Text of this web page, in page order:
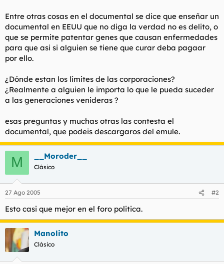
Entre otras cosas en el documental se dice que enseñar un
documental en EEUU que no diga la verdad no es delito, o
que se permite patentar genes que causan enfermedades
para que asi si alguien se tiene que curar deba pagaar
por ello.
¿Dónde estan los límites de las corporaciones?
¿Realmente a alguien le importa lo que le pueda suceder
a las generaciones venideras ?
esas preguntas y muchas otras las contesta el
documental, que podeis descargaros del emule.
M __Moroder__
Clásico
27 Ago 2005 #2
Esto casi que mejor en el foro politica.
Manolito
Clásico